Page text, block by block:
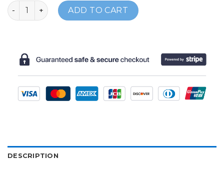
ELECTRIC HAIR DRYER quantity
ADD TO CART
DESCRIPTION